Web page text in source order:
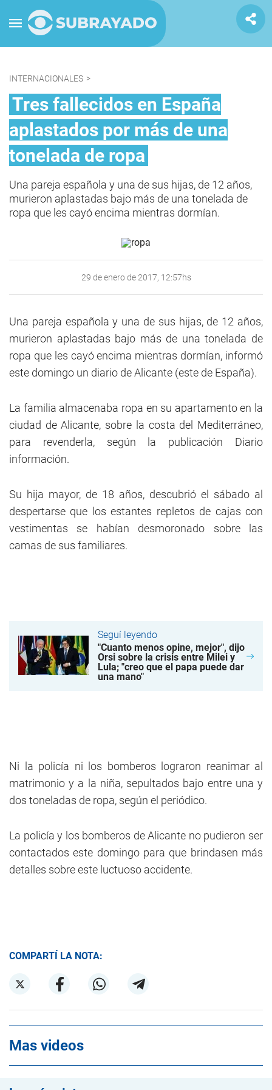
INTERNACIONALES >
Tres fallecidos en España
aplastados por más de una
tonelada de ropa
Una pareja española y una de sus hijas, de 12 años,
murieron aplastadas bajo más de una tonelada de
ropa que les cayó encima mientras dormían.
29 de enero de 2017, 12:57hs
Una pareja española y una de sus hijas, de 12 años,
murieron aplastadas bajo más de una tonelada de
ropa que les cayó encima mientras dormían, informó
este domingo un diario de Alicante (este de España).
La familia almacenaba ropa en su apartamento en la
ciudad de Alicante, sobre la costa del Mediterráneo,
para revenderla, según la publicación Diario
información.
Su hija mayor, de 18 años, descubrió el sábado al
despertarse que los estantes repletos de cajas con
vestimentas se habían desmoronado sobre las
camas de sus familiares.
Seguí leyendo
"Cuanto menos opine, mejor", dijo
Orsi sobre la crisis entre Milei y
Lula; "creo que el papa puede dar
una mano"
Ni la policía ni los bomberos lograron reanimar al
matrimonio y a la niña, sepultados bajo entre una y
dos toneladas de ropa, según el periódico.
La policía y los bomberos de Alicante no pudieron ser
contactados este domingo para que brindasen más
detalles sobre este luctuoso accidente.
COMPARTÍ LA NOTA:
Mas videos